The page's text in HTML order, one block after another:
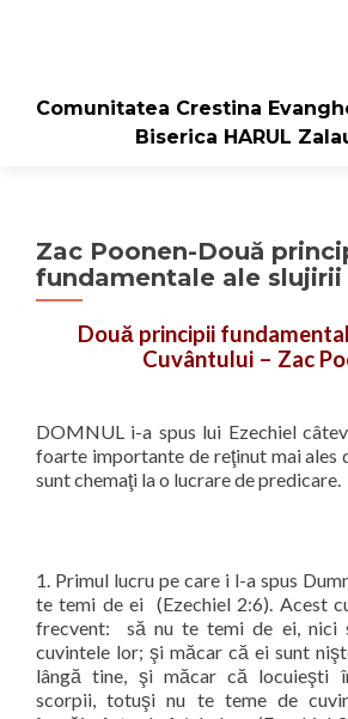
Comunitatea Crestina
Biserica HARUL
Zac Poonen-Două
fundamentale ale slujirii
Două principii
Cuvântului – Zac
DOMNUL i-a spus lui Ezechiel
foarte importante de reţinut mai ales
sunt chemaţi la o lucrare de predicare.
1. Primul lucru pe care i l-a spus
te temi de ei (Ezechiel 2:6). Acest
frecvent:
să nu te temi de ei, nici
cuvintele lor; şi măcar că ei sunt
lângă tine, şi măcar că locuieşti
scorpii, totuşi nu te teme de